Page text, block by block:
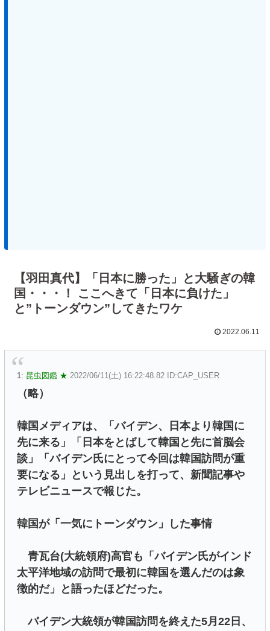
【羽田真代】「日本に勝った」と大騒ぎの韓
国・・・！ ここへきて「日本に負けた」
と”トーンダウン”してきたワケ
2022.06.11
1: 昆虫図鑑 ★ 2022/06/11(土) 16:22:48.82 ID:CAP_USER
（略）
韓国メディアは、「バイデン、日本より韓国に
先に来る」「日本をとばして韓国と先に首脳会
談」「バイデン氏にとって今回は韓国訪問が重
要になる」という見出しを打って、新聞記事や
テレビニュースで報じた。
韓国が「一気にトーンダウン」した事情
青瓦台(大統領府)高官も「バイデン氏がインド
太平洋地域の訪問で最初に韓国を選んだのは象
徴的だ」と語ったほどだった。
バイデン大統領が韓国訪問を終えた5月22日、